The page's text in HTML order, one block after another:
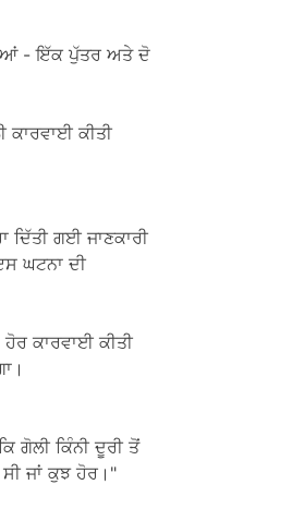
- ਇੱਕ ਪੁੱਤਰ ਅਤੇ ਦੋ
ਕੀਤੀ
ਗਈ ਜਾਣਕਾਰੀ
ਘਟਨਾ ਦੀ
ਕਾਰਵਾਈ ਕੀਤੀ
ਗੋਲੀ ਕਿੰਨੀ ਦੂਰੀ ਤੋਂ
ਜਾਂ ਕੁਝ ਹੋਰ।"